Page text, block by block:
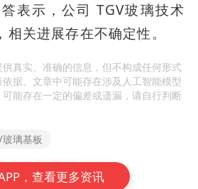
表示，公司 TGV玻璃技术
关进展存在不确定性。
真实、准确的信息，但不构成任何形式
据。文章中可能存在涉及人工智能模型
能存在一定的偏差或遗漏，请自行判断
玻璃基板
，查看更多资讯